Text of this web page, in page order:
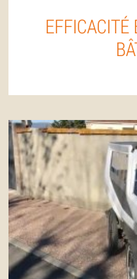
EFFICACITÉ